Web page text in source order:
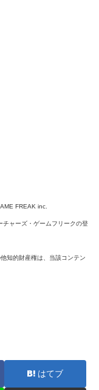
FREAK inc.
チャーズ・ゲームフリークの登
知的財産権は、当該コンテン
はてブ